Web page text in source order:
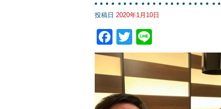
投稿日 2020年1月10日
F
a
c
b
T
wi
tt
er
n
e